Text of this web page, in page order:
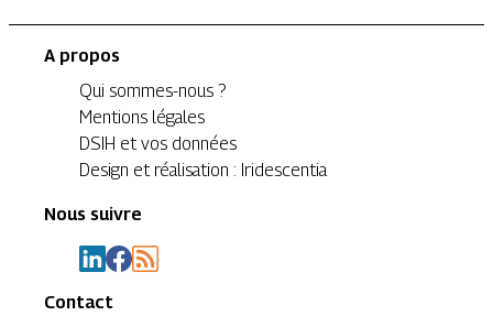
A propos
Qui sommes-nous ?
Mentions légales
DSIH et vos données
Design et réalisation : Iridescentia
Nous suivre
Contact